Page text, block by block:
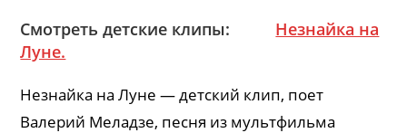
Смотреть детские клипы: Незнайка на
Луне.
Незнайка на Луне — детский клип, поет
Валерий Меладзе, песня из мультфильма